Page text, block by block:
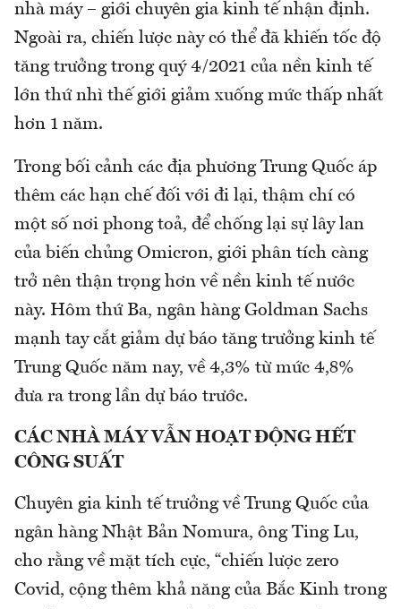
nhà máy – giới chuyên gia kinh tế nhận định.
Ngoài ra, chiến lược này có thể đã khiến tốc độ
tăng trưởng trong quý 4/2021 của nền kinh tế
lớn thứ nhì thế giới giảm xuống mức thấp nhất
hơn 1 năm.
Trong bối cảnh các địa phương Trung Quốc áp
thêm các hạn chế đối với đi lại, thậm chí có
một số nơi phong toả, để chống lại sự lây lan
của biến chủng Omicron, giới phân tích càng
trở nên thận trọng hơn về nền kinh tế nước
này. Hôm thứ Ba, ngân hàng Goldman Sachs
mạnh tay cắt giảm dự báo tăng trưởng kinh tế
Trung Quốc năm nay, về 4,3% từ mức 4,8%
đưa ra trong lần dự báo trước.
CÁC NHÀ MÁY VẪN HOẠT ĐỘNG HẾT
CÔNG SUẤT
Chuyên gia kinh tế trưởng về Trung Quốc của
ngân hàng Nhật Bản Nomura, ông Ting Lu,
cho rằng về mặt tích cực, “chiến lược zero
Covid, cộng thêm khả năng của Bắc Kinh trong